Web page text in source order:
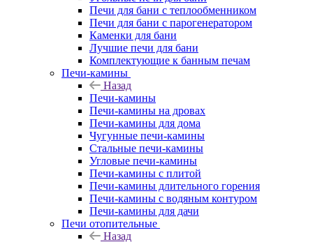
Печи для бани с теплообменником
Печи для бани с парогенератором
Каменки для бани
Лучшие печи для бани
Комплектующие к банным печам
Печи-камины
Назад
Печи-камины
Печи-камины на дровах
Печи-камины для дома
Чугунные печи-камины
Стальные печи-камины
Угловые печи-камины
Печи-камины с плитой
Печи-камины длительного горения
Печи-камины с водяным контуром
Печи-камины для дачи
Печи отопительные
Назад